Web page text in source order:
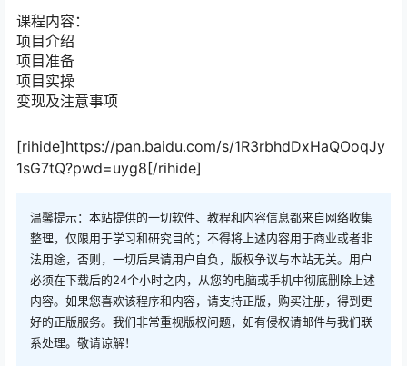
课程内容：
项目介绍
项目准备
项目实操
变现及注意事项
[rihide]https://pan.baidu.com/s/1R3rbhdDxHaQOoqJy
1sG7tQ?pwd=uyg8[/rihide]
温馨提示：本站提供的一切软件、教程和内容信息都来自网络收集
整理，仅限用于学习和研究目的；不得将上述内容用于商业或者非
法用途，否则，一切后果请用户自负，版权争议与本站无关。用户
必须在下载后的24个小时之内，从您的电脑或手机中彻底删除上述
内容。如果您喜欢该程序和内容，请支持正版，购买注册，得到更
好的正版服务。我们非常重视版权问题，如有侵权请邮件与我们联
系处理。敬请谅解！